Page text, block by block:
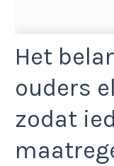
Het
ouders
zodat